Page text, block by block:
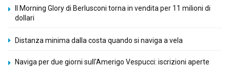
Il Morning Glory di Berlusconi torna in vendita per 11 milioni di
dollari
Distanza minima dalla costa quando si naviga a vela
Naviga per due giorni sull'Amerigo Vespucci: iscrizioni aperte